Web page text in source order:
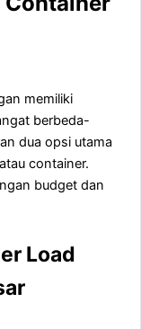
memiliki
berbeda-
dua opsi utama
container.
budget dan
Load